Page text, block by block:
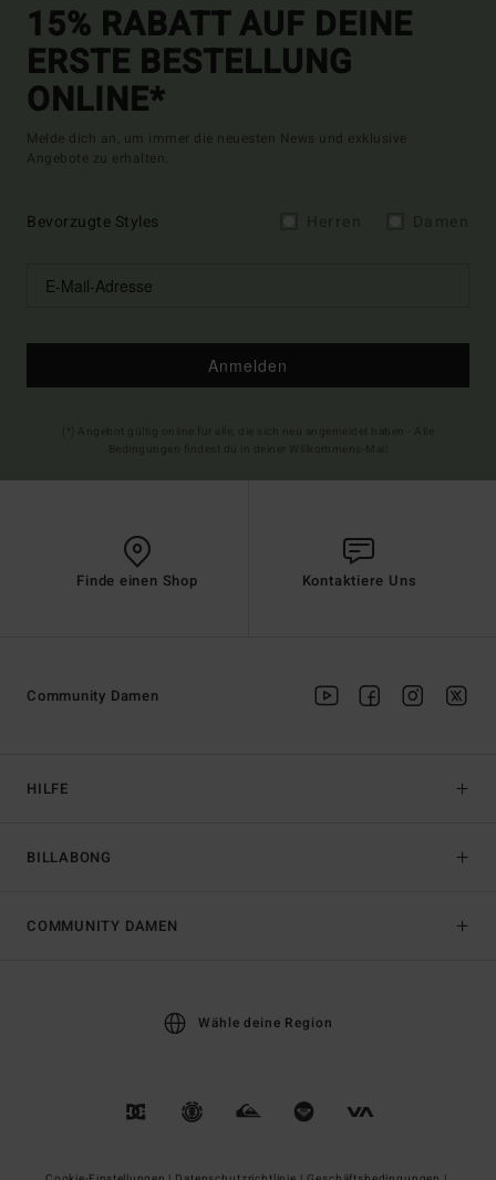
15% RABATT AUF DEINE
ERSTE BESTELLUNG
ONLINE*
Melde dich an, um immer die neuesten News und exklusive
Angebote zu erhalten.
Bevorzugte Styles
Anmelden
Finde einen Shop Kontaktiere Uns
HILFE
BILLABONG
Community Damen
COMMUNITY DAMEN
Wähle deine Region